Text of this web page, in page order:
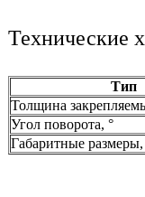
Технические
Тип
Толщина
Угол поворота, °
Габаритные